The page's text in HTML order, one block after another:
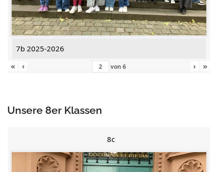
7b 2025-2026
«
‹ von 6 › »
Unsere 8er Klassen
8c